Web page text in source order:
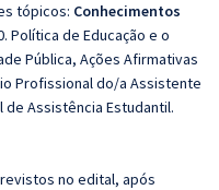
tópicos: Conhecimentos
Política de Educação e o
Pública, Ações Afirmativas
Profissional do/a Assistente
de Assistência Estudantil.
no edital, após